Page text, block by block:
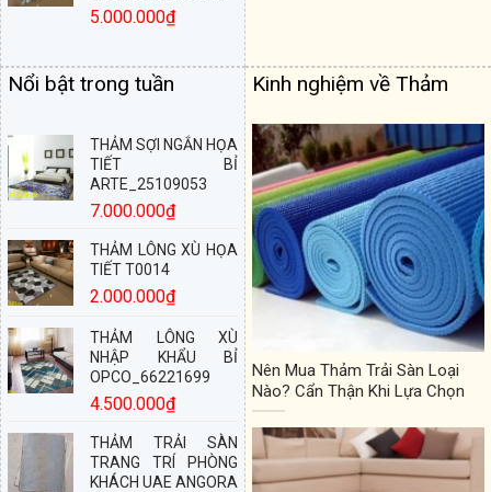
5.000.000₫
Nổi bật trong tuần
THẢM SỢI NGẮN HỌA
TIẾT BỈ
ARTE_25109053
7.000.000₫
THẢM LÔNG XÙ HỌA
TIẾT T0014
2.000.000₫
THẢM LÔNG XÙ
NHẬP KHẨU BỈ
OPCO_66221699
4.500.000₫
THẢM TRẢI SÀN
TRANG TRÍ PHÒNG
KHÁCH UAE ANGORA
Kinh nghiệm về Thảm
Nên Mua Thảm Trải Sàn Loại
Nào? Cẩn Thận Khi Lựa Chọn